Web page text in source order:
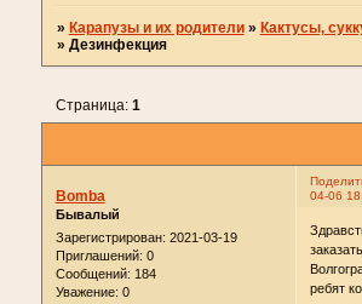
» Карапузы и их родители » Кактусы,
» Дезинфекция
Страница: 1
04-06
Bomba
Бывалый
Зарегистрирован: 2021-03-19
Приглашений: 0
Сообщений: 184
Уважение: 0
ребят